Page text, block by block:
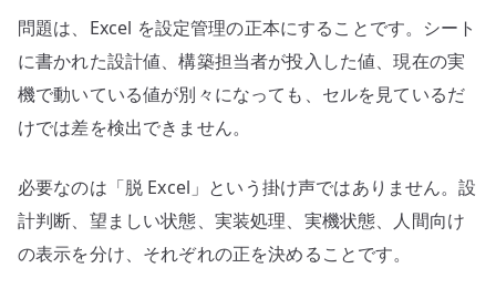
分
け
る
へ
問題は、Excel を設定管理の正本にすることです。シート
に書かれた設計値、構築担当者が投入した値、現在の実
機で動いている値が別々になっても、セルを見ているだ
けでは差を検出できません。
必要なのは「脱 Excel」という掛け声ではありません。設
計判断、望ましい状態、実装処理、実機状態、人間向け
の表示を分け、それぞれの正を決めることです。